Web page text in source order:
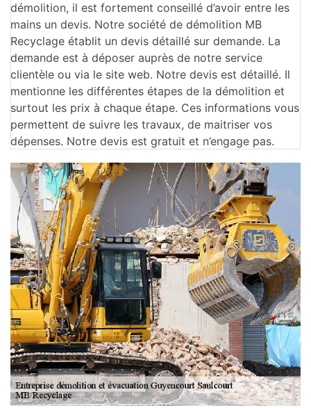
démolition, il est fortement conseillé d’avoir entre les
mains un devis. Notre société de démolition MB
Recyclage établit un devis détaillé sur demande. La
demande est à déposer auprès de notre service
clientèle ou via le site web. Notre devis est détaillé. Il
mentionne les différentes étapes de la démolition et
surtout les prix à chaque étape. Ces informations vous
permettent de suivre les travaux, de maitriser vos
dépenses. Notre devis est gratuit et n’engage pas.